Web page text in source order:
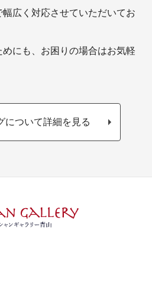
広く対応させていただいてお
にも、お困りの場合はお気軽
について詳細を見る